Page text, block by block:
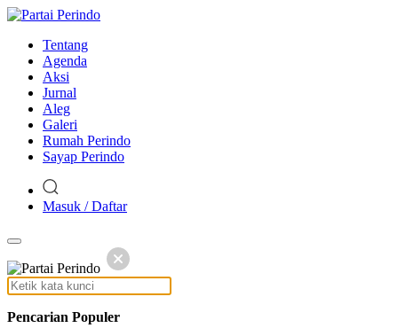
Tentang
Agenda
Aksi
Jurnal
Aleg
Galeri
Rumah Perindo
Sayap Perindo
Masuk / Daftar
Pencarian Populer